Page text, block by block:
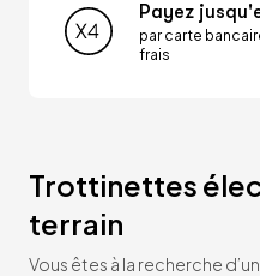
Payez
par carte
frais
Trottinettes
terrain
Vous êtes à la recherche